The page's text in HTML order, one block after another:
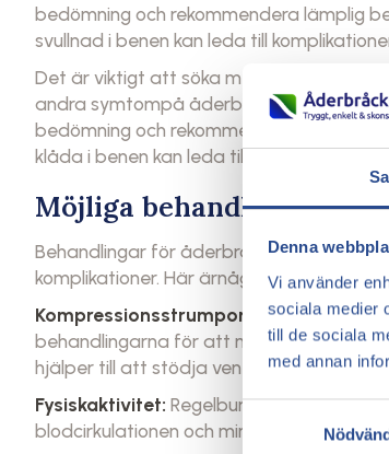
Denna
Vi använder
sociala medier
till de sociala
med annan
bedömning och rekommendera lämplig
svullnad i benen kan leda till
Det är viktigt att söka medicinsk hjälp
andra symtompå åderbråck som
bedömning och rekommendera lämplig
klåda i benen kan leda till komplikationer
Möjliga behandlingar vid
Behandlingar för åderbråck
komplikationer. Här ärnågra vanliga och
Kompressionsstrumpor:
Bärning av
behandlingarna för att minska obehag
hjälper till att stödja venerna
Fysiskaktivitet: Regelbunden motion,
blodcirkulationen och minska trycket